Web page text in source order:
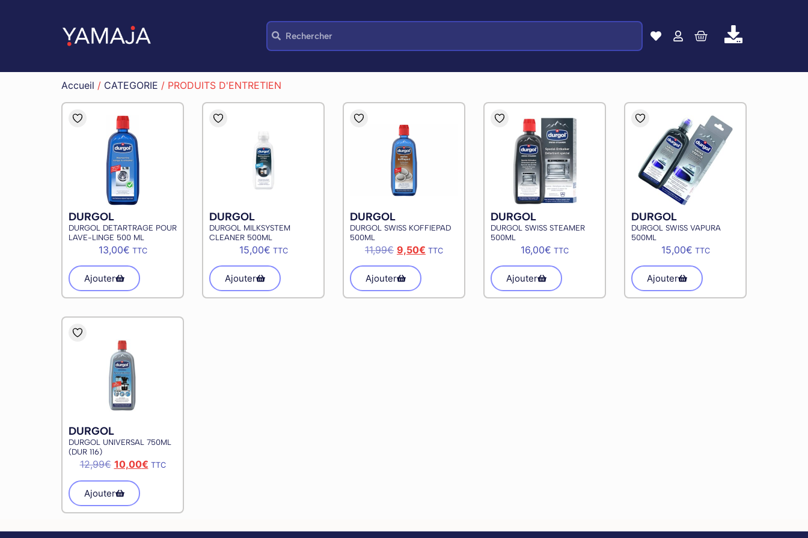
Accueil / CATEGORIE / PRODUITS D'ENTRETIEN
DURGOL
DURGOL DETARTRAGE POUR
LAVE-LINGE 500 ML
13,00€ TTC
Ajouter
DURGOL
DURGOL MILKSYSTEM
CLEANER 500ML
15,00€ TTC
Ajouter
DURGOL
DURGOL SWISS KOFFIEPAD
500ML
11,99€ 9,50€ TTC
Ajouter
DURGOL
DURGOL SWISS STEAMER
500ML
16,00€ TTC
Ajouter
DURGOL
DURGOL SWISS VAPURA
500ML
15,00€ TTC
Ajouter
DURGOL
DURGOL UNIVERSAL 750ML
(DUR 116)
12,99€ 10,00€ TTC
Ajouter